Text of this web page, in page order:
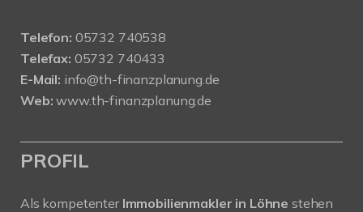
Telefon: 05732 740538
Telefax: 05732 740433
E-Mail: info@th-finanzplanung.de
Web: www.th-finanzplanung.de
PROFIL
Als kompetenter Immobilienmakler in Löhne stehen